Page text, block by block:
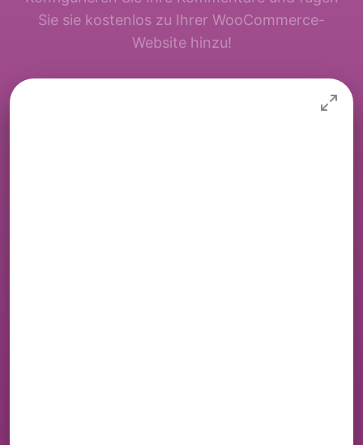
Sie sie kostenlos zu Ihrer WooCommerce-
Website hinzu!